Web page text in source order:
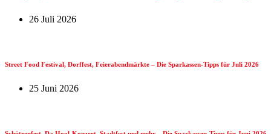
26 Juli 2026
Street Food Festival, Dorffest, Feierabendmärkte – Die Sparkassen-Tipps für Juli 2026
25 Juni 2026